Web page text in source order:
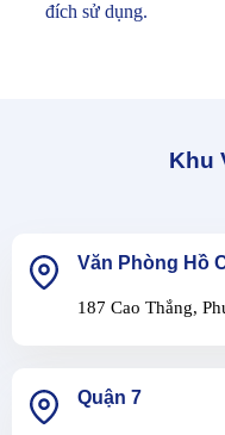
đích sử dụng.
Khu
Văn Phòng Hồ
187 Cao Thắng,
Quận 7